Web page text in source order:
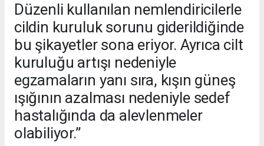
Düzenli kullanılan nemlendiricilerle
cildin kuruluk sorunu giderildiğinde
bu şikayetler sona eriyor. Ayrıca cilt
kuruluğu artışı nedeniyle
egzamaların yanı sıra, kışın güneş
ışığının azalması nedeniyle sedef
hastalığında da alevlenmeler
olabiliyor.”